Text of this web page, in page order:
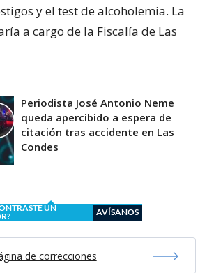
y el test de alcoholemia. La
a cargo de la Fiscalía de Las
Periodista José Antonio Neme
queda apercibido a espera de
citación tras accidente en Las
Condes
UN
AVÍSANOS
de correcciones